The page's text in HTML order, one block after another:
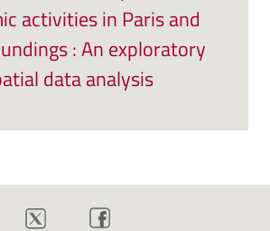
activities in Paris and
: An exploratory
data analysis